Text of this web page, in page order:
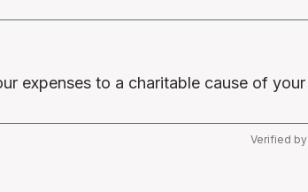
expenses to a charitable cause of your
Verified by